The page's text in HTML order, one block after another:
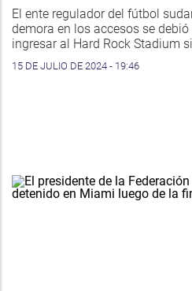
El ente regulador del fútbol
demora en los accesos se
ingresar al Hard Rock Stadium
15 DE JULIO DE 2024 - 19:46